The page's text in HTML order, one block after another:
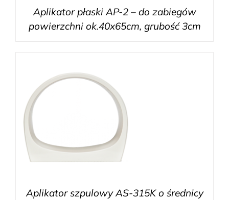
Aplikator płaski AP-2 – do zabiegów
powierzchni ok.40x65cm, grubość 3cm
Aplikator szpulowy AS-315K o średnicy